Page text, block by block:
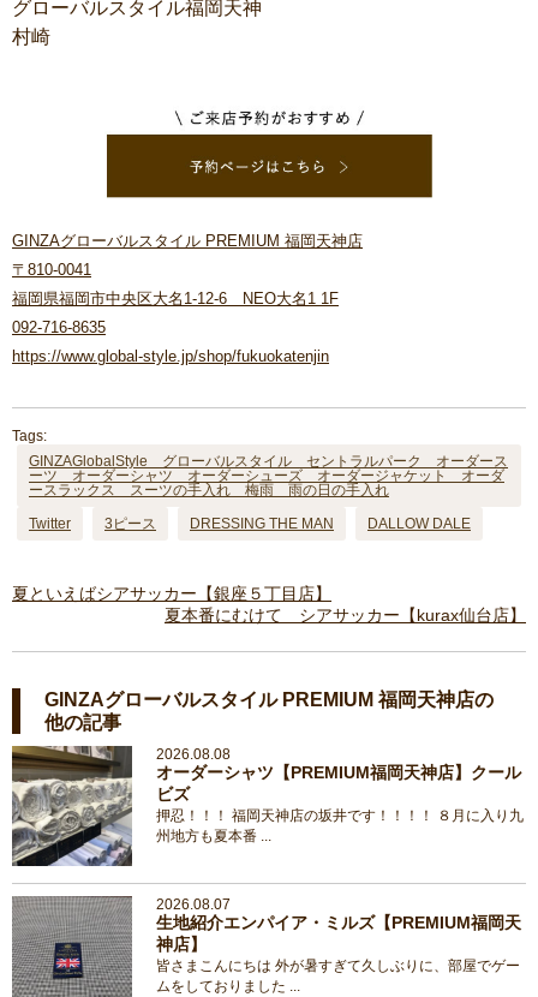
グローバルスタイル福岡天神
村崎
GINZAグローバルスタイル PREMIUM 福岡天神店
〒810-0041
福岡県福岡市中央区大名1-12-6 NEO大名1 1F
092-716-8635
https://www.global-style.jp/shop/fukuokatenjin
Tags:
GINZAGlobalStyle グローバルスタイル セントラルパーク オーダース
ーツ オーダーシャツ オーダーシューズ オーダージャケット オーダ
ースラックス スーツの手入れ 梅雨 雨の日の手入れ
Twitter
3ピース DRESSING THE MAN DALLOW DALE
夏といえばシアサッカー【銀座５丁目店】
夏本番にむけて シアサッカー【kurax仙台店】
GINZAグローバルスタイル PREMIUM 福岡天神店の
他の記事
2026.08.08
オーダーシャツ【PREMIUM福岡天神店】クール
ビズ
押忍！！！ 福岡天神店の坂井です！！！！ ８月に入り九
州地方も夏本番 ...
2026.08.07
生地紹介エンパイア・ミルズ【PREMIUM福岡天
神店】
皆さまこんにちは 外が暑すぎて久しぶりに、部屋でゲー
ムをしておりました ...